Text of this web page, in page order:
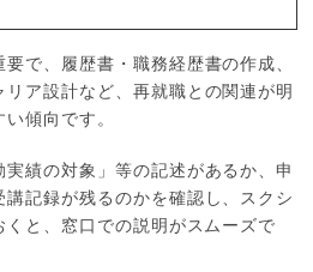
で、履歴書・職務経歴書の作成、
ア設計など、再就職との関連が明
傾向です。
績の対象」等の記述があるか、申
記録が残るのかを確認し、スクシ
くと、窓口での説明がスムーズで